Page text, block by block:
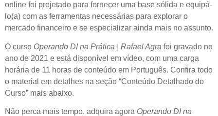
online foi projetado para fornecer uma base sólida e equipá-
lo(a) com as ferramentas necessárias para explorar o
mercado financeiro e se especializar ainda mais no assunto.
O curso Operando DI na Prática | Rafael Agra foi gravado no
ano de 2021 e está disponível em vídeo, com uma carga
horária de 11 horas de conteúdo em Português. Confira todo
o material em detalhes na seção “Conteúdo Detalhado do
Curso” mais abaixo.
Não perca mais tempo, adquira agora Operando DI na